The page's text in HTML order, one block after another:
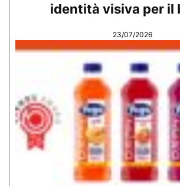
identità visiva per il
23/07/2026